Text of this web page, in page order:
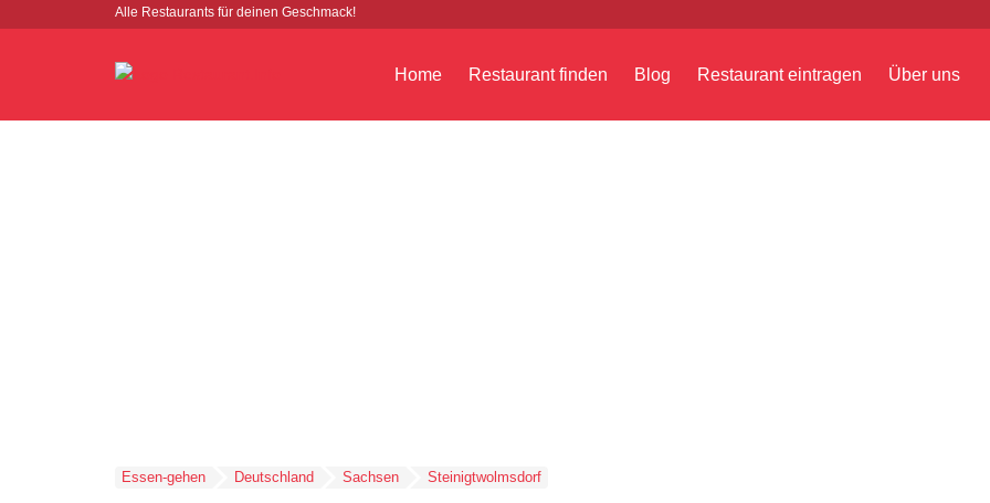
Alle Restaurants für deinen Geschmack!
Home Restaurant finden Blog Restaurant eintragen Über uns
Essen-gehen Deutschland Sachsen Steinigtwolmsdorf